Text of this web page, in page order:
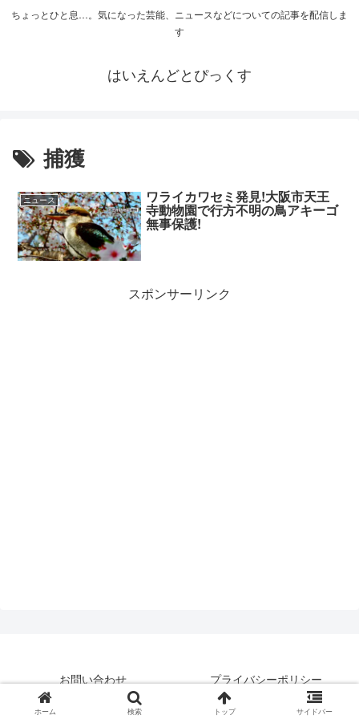
ちょっとひと息…。気になった芸能、ニュースなどについての記事を配信しま
す
はいえんどとぴっくす
捕獲
ニュース ワライカワセミ発見!大阪市天王
寺動物園で行方不明の鳥アキーゴ
無事保護!
スポンサーリンク
お問い合わせ
プライバシーポリシー
© 2019 はいえんどとぴっくす.
ホーム 検索 トップ サイドバー